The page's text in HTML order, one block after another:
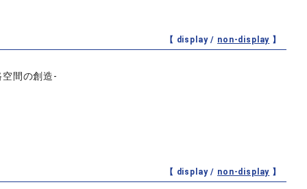
【 display / non-display 】
間の創造-
【 display / non-display 】